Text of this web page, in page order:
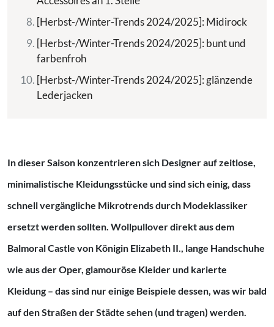
[Herbst-/Winter-Trends 2024/2025]: Midirock
[Herbst-/Winter-Trends 2024/2025]: bunt und
farbenfroh
[Herbst-/Winter-Trends 2024/2025]: glänzende
Lederjacken
In dieser Saison konzentrieren sich Designer auf zeitlose,
minimalistische Kleidungsstücke und sind sich einig, dass
schnell vergängliche Mikrotrends durch Modeklassiker
ersetzt werden sollten. Wollpullover direkt aus dem
Balmoral Castle von Königin Elizabeth II., lange Handschuhe
wie aus der Oper, glamouröse Kleider und karierte
Kleidung – das sind nur einige Beispiele dessen, was wir bald
auf den Straßen der Städte sehen (und tragen) werden.